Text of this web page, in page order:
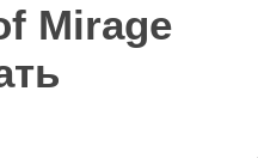
Mirage